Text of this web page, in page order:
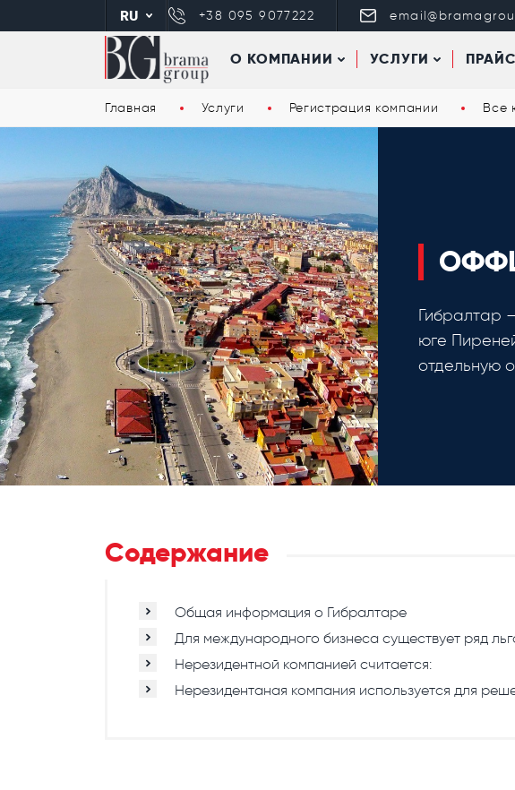
RU +38 095 9077222
О КОМПАНИИ УСЛУГИ ПРАЙС
Главная Услуги Регистрация компании Все
Гибралтар
юге
отдельную
Содержание
Общая информация о Гибралтаре
Для международного бизнеса существует ряд
Нерезидентной компанией считается:
Нерезидентаная компания используется для